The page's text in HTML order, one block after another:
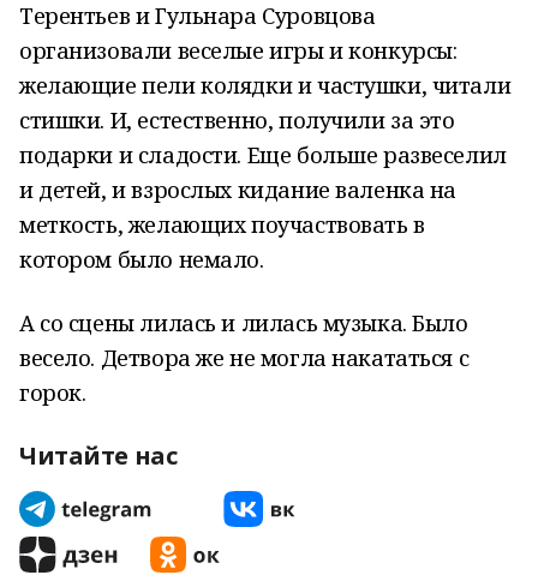
Терентьев и Гульнара Суровцова
организовали веселые игры и конкурсы:
желающие пели колядки и частушки, читали
стишки. И, естественно, получили за это
подарки и сладости. Еще больше развеселил
и детей, и взрослых кидание валенка на
меткость, желающих поучаствовать в
котором было немало.
А со сцены лилась и лилась музыка. Было
весело. Детвора же не могла накататься с
горок.
Читайте нас